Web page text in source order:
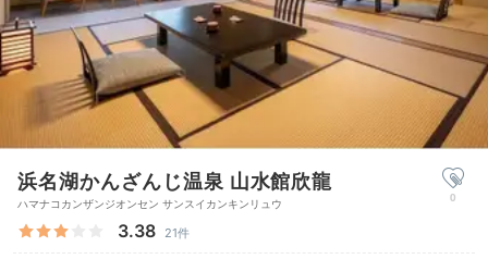
浜名湖かんざんじ温泉 山水館欣龍
ハマナコカンザンジオンセン サンスイカンキンリュウ
3.38 21件
0